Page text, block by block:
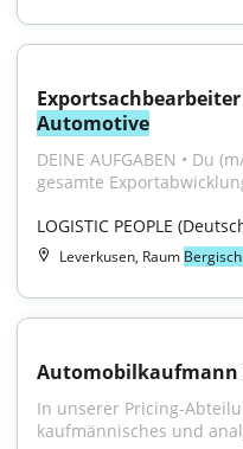
Automotive
DEINE AUFGABEN • Du
gesamte
LOGISTIC PEOPLE
Leverkusen, Raum
Automobilkaufmann
In unserer Pricing-
kaufmännisches und